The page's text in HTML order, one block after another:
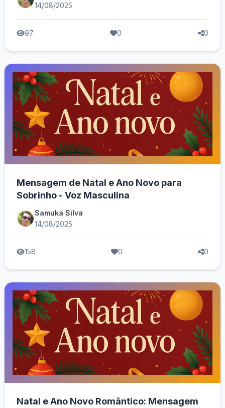
14/08/2025
97 0 0
Mensagem de Natal e Ano Novo para
Sobrinho - Voz Masculina
Samuka Silva
14/08/2025
158 0 0
Natal e Ano Novo Romântico: Mensagem